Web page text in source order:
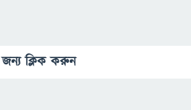
ক্লিক করুন